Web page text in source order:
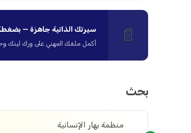
📄 سيرتك الذاتية جاهزة —
أكمل ملفك المهني على ورك لينك
بحث
منظمة بهار الإنسانية